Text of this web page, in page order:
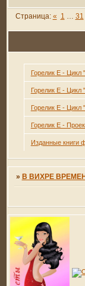
Страница: « 1 … 31
Горелик Е -
Горелик Е -
Горелик Е -
Горелик Е -
Изданные книги
» В ВИХРЕ ВРЕМЕН